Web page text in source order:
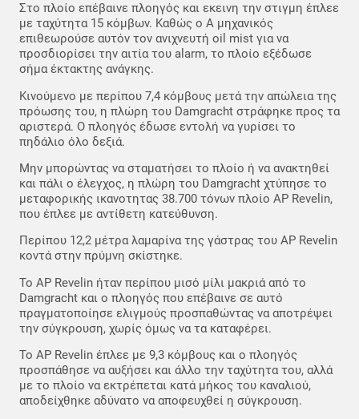
Στο πλοίο επέβαινε πλοηγός και εκεινη την στιγμη έπλεε
με ταχύτητα 15 κόμβων. Καθώς ο Α μηχανικός
επιθεωρούσε αυτόν τον ανιχνευτή oil mist για να
προσδιορίσει την αιτία του alarm, το πλοίο εξέδωσε
σήμα έκτακτης ανάγκης.
Κινούμενο με περίπου 7,4 κόμβους μετά την απώλεια της
πρόωσης του, η πλώρη του Damgracht στράφηκε προς τα
αριστερά. Ο πλοηγός έδωσε εντολή να γυρίσει το
πηδάλιο όλο δεξιά.
Μην μπορώντας να σταματήσει το πλοίο ή να ανακτηθεί
και πάλι ο έλεγχος, η πλώρη του Damgracht χτύπησε το
μεταφορικής ικανοτητας 38.700 τόνων πλοίο AP Revelin,
που έπλεε με αντίθετη κατεύθυνση.
Περίπου 12,2 μέτρα λαμαρίνα της γάστρας του AP Revelin
κοντά στην πρύμνη σκίστηκε.
Το AP Revelin ήταν περίπου μισό μίλι μακριά από το
Damgracht και ο πλοηγός που επέβαινε σε αυτό
πραγματοποίησε ελιγμούς προσπαθώντας να αποτρέψει
την σύγκρουση, χωρίς όμως να τα καταφέρει.
Το AP Revelin έπλεε με 9,3 κόμβους και ο πλοηγός
προσπάθησε να αυξήσει και άλλο την ταχύτητα του, αλλά
με το πλοίο να εκτρέπεται κατά μήκος του καναλιού,
αποδείχθηκε αδύνατο να αποφευχθεί η σύγκρουση.